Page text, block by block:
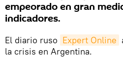
empeorado en gran
indicadores.
El diario ruso Expert Online
la crisis en Argentina.